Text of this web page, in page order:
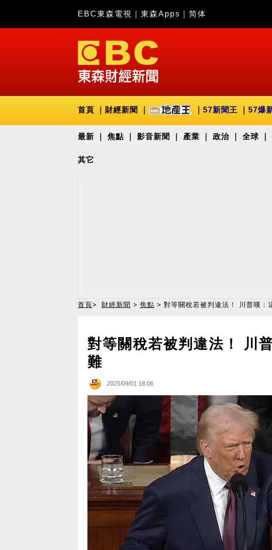
EBC東森電視 東森Apps 简体
首頁 財經新聞 57新聞王 57爆
最新 焦點 影音新聞 產業 政治 全球
其它
首頁> 財經新聞 > 焦點 > 對等關稅若被判違法！ 川普嘆：
對等關稅若被判違法！ 川
難
2025/09/01 18:06